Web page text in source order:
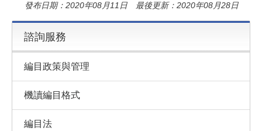
發布日期：2020年08月11日 最後更新：2020年08月28日
諮詢服務
編目政策與管理
機讀編目格式
編目法